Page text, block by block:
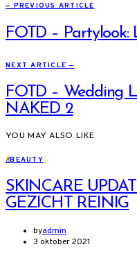
— PREVIOUS ARTICLE
FOTD – Partylook:
NEXT ARTICLE —
FOTD – Wedding
NAKED 2
YOU MAY ALSO LIKE
BBEAUTY
SKINCARE
GEZICHT REINIG
byadmin
3 oktober 2021